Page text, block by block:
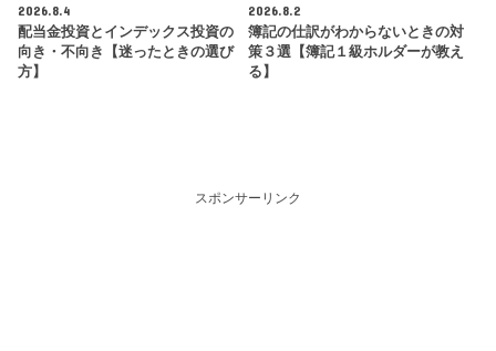
2026.8.4
配当金投資とインデックス投資の
向き・不向き【迷ったときの選び
方】
2026.8.2
簿記の仕訳がわからないときの対
策３選【簿記１級ホルダーが教え
る】
スポンサーリンク